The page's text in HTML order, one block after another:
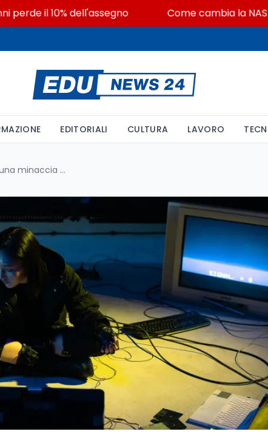
10% dell'assegno Come cambia la NASpI
EDITORIALI CULTURA LAVORO
Deepfake e truffe finanziarie: una minaccia crescente nell'era dell'Intelligenza Artificiale